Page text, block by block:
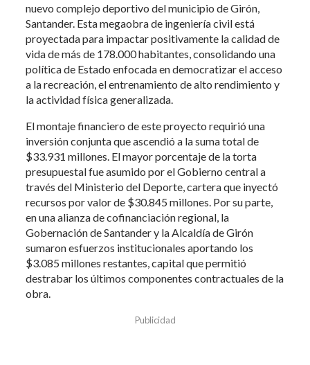
nuevo complejo deportivo del municipio de Girón,
Santander. Esta megaobra de ingeniería civil está
proyectada para impactar positivamente la calidad de
vida de más de 178.000 habitantes, consolidando una
política de Estado enfocada en democratizar el acceso
a la recreación, el entrenamiento de alto rendimiento y
la actividad física generalizada.
El montaje financiero de este proyecto requirió una
inversión conjunta que ascendió a la suma total de
$33.931 millones. El mayor porcentaje de la torta
presupuestal fue asumido por el Gobierno central a
través del Ministerio del Deporte, cartera que inyectó
recursos por valor de $30.845 millones. Por su parte,
en una alianza de cofinanciación regional, la
Gobernación de Santander y la Alcaldía de Girón
sumaron esfuerzos institucionales aportando los
$3.085 millones restantes, capital que permitió
destrabar los últimos componentes contractuales de la
obra.
Publicidad